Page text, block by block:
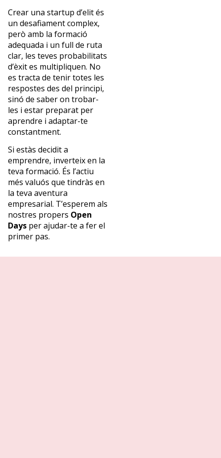
Crear una startup d’elit és
un desafiament complex,
però amb la formació
adequada i un full de ruta
clar, les teves probabilitats
d’èxit es multipliquen. No
es tracta de tenir totes les
respostes des del principi,
sinó de saber on trobar-
les i estar preparat per
aprendre i adaptar-te
constantment.
Si estàs decidit a
emprendre, inverteix en la
teva formació. És l’actiu
més valuós que tindràs en
la teva aventura
empresarial. T’esperem als
nostres propers Open
Days per ajudar-te a fer el
primer pas.